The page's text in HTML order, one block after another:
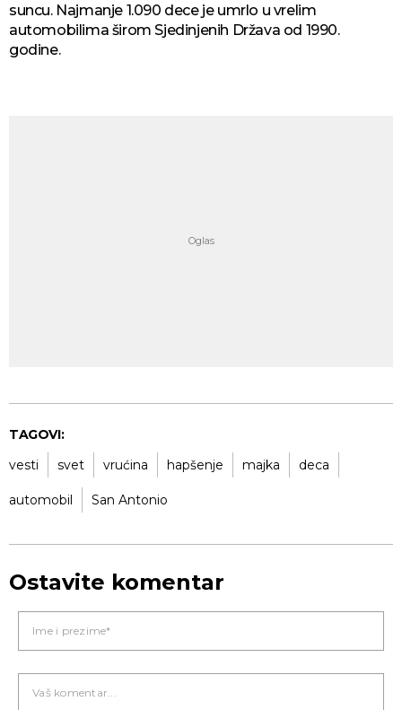
suncu. Najmanje 1.090 dece je umrlo u vrelim
automobilima širom Sjedinjenih Država od 1990.
godine.
TAGOVI:
vesti
svet vrućina hapšenje majka deca
automobil San Antonio
Ostavite komentar